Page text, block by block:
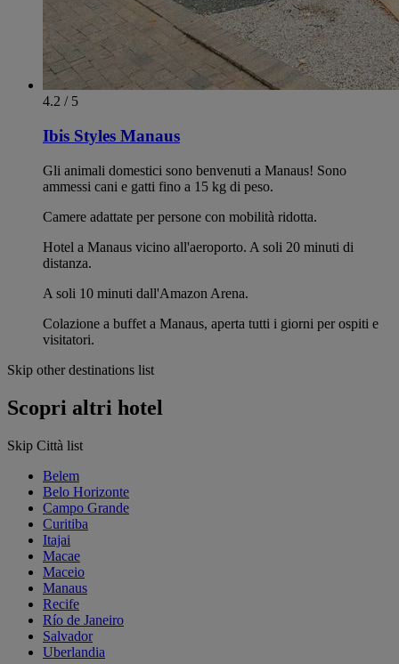
4.2 / 5
Ibis Styles Manaus
Gli animali domestici sono benvenuti a Manaus! Sono
ammessi cani e gatti fino a 15 kg di peso.
Camere adattate per persone con mobilità ridotta.
Hotel a Manaus vicino all'aeroporto. A soli 20 minuti di
distanza.
A soli 10 minuti dall'Amazon Arena.
Colazione a buffet a Manaus, aperta tutti i giorni per ospiti e
visitatori.
Skip other destinations list
Scopri altri hotel
Skip Città list
Belem
Belo Horizonte
Campo Grande
Curitiba
Itajai
Macae
Maceio
Manaus
Recife
Río de Janeiro
Salvador
Uberlandia